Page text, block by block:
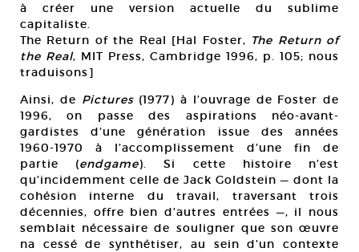
à créer une version actuelle du sublime
capitaliste.
The Return of the Real [Hal Foster, The Return of
the Real, MIT Press, Cambridge 1996, p. 105; nous
traduisons]
Ainsi, de Pictures(1977) à l’ouvrage de Foster de
1996, on passe des aspirations néo-avant-
gardistes d’une génération issue des années
1960-1970 à l’accomplissement d’une fin de
partie (endgame). Si cette histoire n’est
qu’incidemment celle de Jack Goldstein — dont la
cohésion interne du travail, traversant trois
décennies, offre bien d’autres entrées —, il nous
semblait nécessaire de souligner que son œuvre
na cessé de synthétiser, au sein d’un contexte